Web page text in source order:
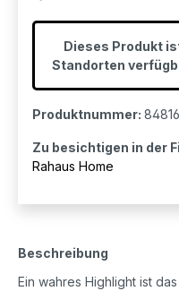
Dieses Produkt
Standorten
Produktnummer: 84816
Zu besichtigen in der
Rahaus Home
Beschreibung
Ein wahres Highlight ist